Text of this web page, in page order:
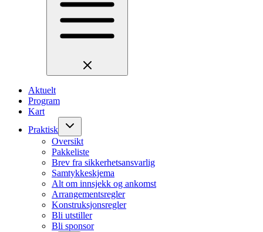
Aktuelt
Program
Kart
Praktisk
Oversikt
Pakkeliste
Brev fra sikkerhetsansvarlig
Samtykkeskjema
Alt om innsjekk og ankomst
Arrangementsregler
Konstruksjonsregler
Bli utstiller
Bli sponsor